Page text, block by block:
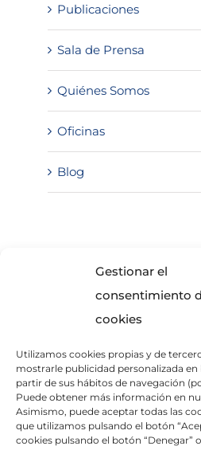
Gestionar el
consentimiento
cookies
Utilizamos cookies propias y de
mostrarle publicidad personalizada en
partir de sus hábitos de navegación
Puede obtener más información en
Asimismo, puede aceptar todas las
que utilizamos pulsando el botón
cookies pulsando el botón “Denegar”
Publicaciones
Sala de Prensa
Quiénes Somos
Oficinas
Blog
He leído y acepto laPolítica